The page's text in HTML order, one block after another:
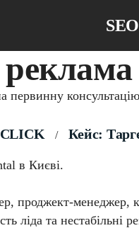
SEO
первинну
/ Кейс:
в Києві.
проджект-менеджер,
ліда та